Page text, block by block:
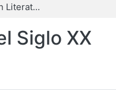
Especialización en Literatura Mexicana del Siglo XX
Siglo XX